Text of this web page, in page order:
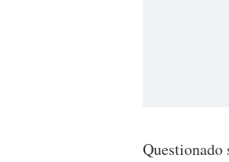
Questionado